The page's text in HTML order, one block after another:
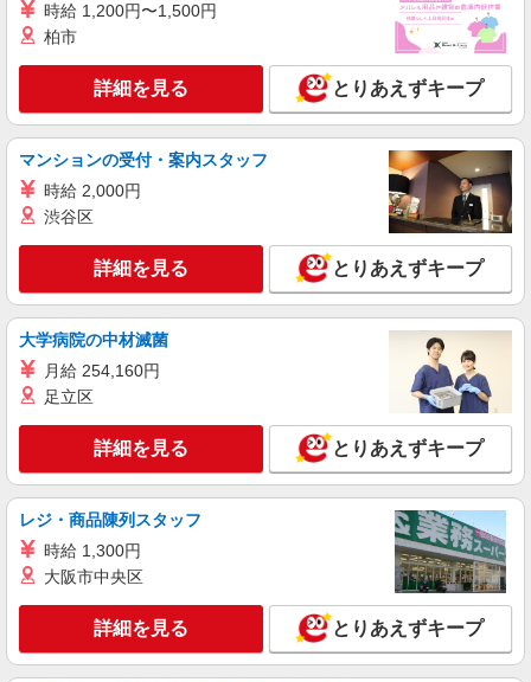
アルバイト
ライフ新御徒町店（店舗コード617）
ネットスーパー
時給1,235円以上
ライフ新御徒町店 東京都台東区小島2-8-7
キープ 詳細を見る
時給 1,200円〜1,500円
柏市
詳細を見る とりあえずキープ
マンションの受付・案内スタッフ
時給 2,000円
渋谷区
詳細を見る とりあえずキープ
大学病院の中材滅菌
月給 254,160円
足立区
詳細を見る とりあえずキープ
レジ・商品陳列スタッフ
時給 1,300円
大阪市中央区
詳細を見る とりあえずキープ